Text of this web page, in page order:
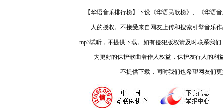
【华语音乐排行榜】下设《华语民歌榜》、《华语
人的授权。不接受来自网友上传和搜索引擎音乐
mp3试听，不提供下载。如有侵犯版权请及时联系我
为更好的保护歌曲著作人权益，保护发行人的
不提供下载，同时我们也希望网友们